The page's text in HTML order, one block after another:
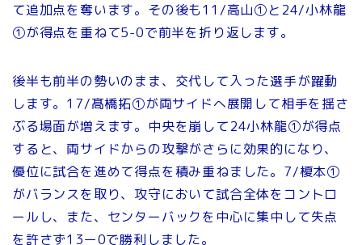
て追加点を奪います。その後も11/高山①と24/小林龍
①が得点を重ねて5-0で前半を折り返します。
後半も前半の勢いのまま、交代して入った選手が躍動
します。17/髙橋拓①が両サイドへ展開して相手を揺さ
ぶる場面が増えます。中央を崩して24小林龍①が得点
すると、両サイドからの攻撃がさらに効果的になり、
優位に試合を進めて得点を積み重ねました。7/榎本①
がバランスを取り、攻守において試合全体をコントロ
ールし、また、センターバックを中心に集中して失点
を許さず13ー0で勝利しました。